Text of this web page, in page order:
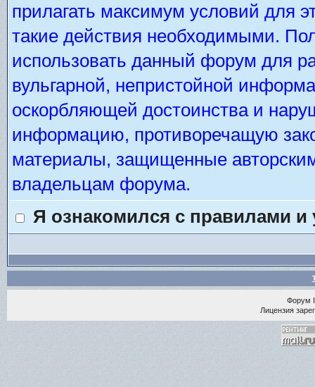
прилагать максимум условий для
такие действия необходимыми.
использовать данный форум для
вульгарной, непристойной
оскорбляющей достоинства и
информацию, противоречащую
материалы, защищенные
владельцам форума.
Я ознакомился с правилами
Форум
Лицензия